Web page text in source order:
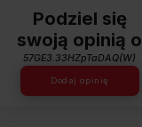
Podziel się
swoją opinią o
57GE3.33HZpTaDAQ(W)
Dodaj opinię